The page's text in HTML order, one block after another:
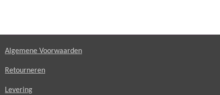
Algemene Voorwaarden
Retourneren
Levering